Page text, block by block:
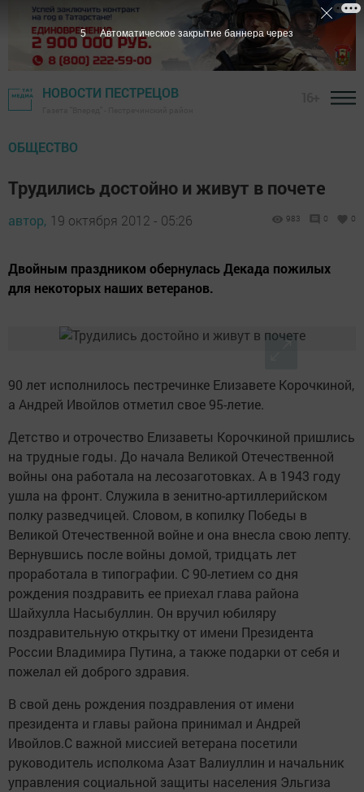
НОВОСТИ ПЕСТРЕЦОВ
ОБЩЕСТВО
Трудились достойно и живут в почете
автор, 19 октября 2012 - 05:26 983 0 0
Двойным праздником обернулась Декада пожилых
для некоторых наших ветеранов.
90 лет исполнилось пестречинке Елизавете Корочкиной,
а Андрей Ивойлов отметил свое 95-летие.
Детство и отрочество Елизаветы Корочкиной пришлись
на трудные годы. До начала Великой Отечественной
войны она работала на лесозаготовках. А в 1943 году
ушла на фронт. Служила в зенитно-артиллерийском
полку разведчицей. Словом, в копилку Победы в
Великой Отечественной войне и она внесла свою лепту.
Вернувшись после войны домой, тридцать лет
проработала в типографии. С 90-летием со дня
рождения поздравить ее приехал глава района
Шайхулла Насыбуллин. Он вручил юбиляру
поздравительную открытку от имени Президента
России Владимира Путина, а также подарки от себя и
пожелал ей доброго здравия.
В свой день рождения поздравления от имени
президента и главы района принимал и Андрей
Ивойлов.С важной миссией ветерана посетили
руководитель исполкома Азат Валиуллин и начальник
управления социальной защиты населения Эльгиза
4 Автоматическое закрытие баннера через